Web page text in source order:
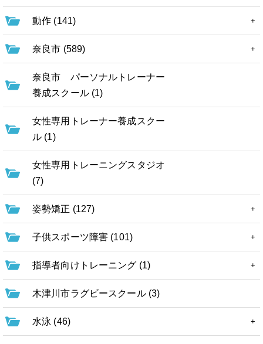
動作 (141)
奈良市 (589)
奈良市 パーソナルトレーナー
養成スクール (1)
女性専用トレーナー養成スクー
ル (1)
女性専用トレーニングスタジオ
(7)
姿勢矯正 (127)
子供スポーツ障害 (101)
指導者向けトレーニング (1)
木津川市ラグビースクール (3)
水泳 (46)